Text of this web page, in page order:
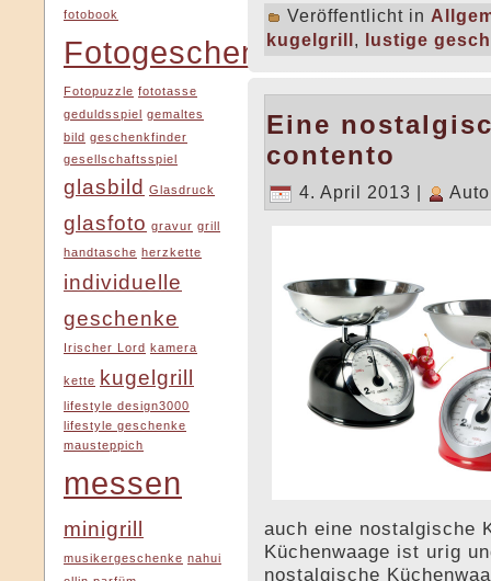
fotobook
Fotogeschenke
Fotopuzzle fototasse
geduldsspiel gemaltes
bild geschenkfinder
gesellschaftsspiel
glasbild Glasdruck
glasfoto gravur grill
handtasche herzkette
individuelle
geschenke
Irischer Lord kamera
kette kugelgrill
lifestyle design3000
lifestyle geschenke
mausteppich
messen
minigrill
musikergeschenke nahui
Veröffentlicht in
kugelgrill, lustige
Eine
contento
4. April 2013 |
auch eine nostalgische
Küchenwaage ist urig
nostalgische